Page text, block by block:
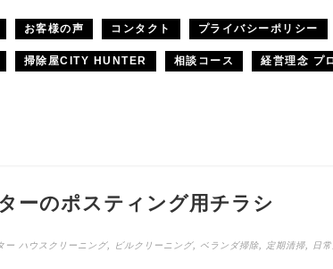
お客様の声 コンタクト プライバシーポリシー
掃除屋CITY HUNTER 相談コース 経営理念 プ
ーのポスティング用チラシ
ー ハウスクリーニング, ビルクリーニング, ベランダ掃除, 定期清掃, 日